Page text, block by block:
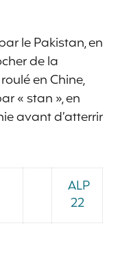
le Pakistan, en
de la
en Chine,
« stan », en
avant d’atterrir
ALP
22